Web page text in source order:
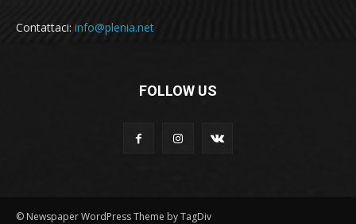
Contattaci: info@plenia.net
FOLLOW US
© Newspaper WordPress Theme by TagDiv